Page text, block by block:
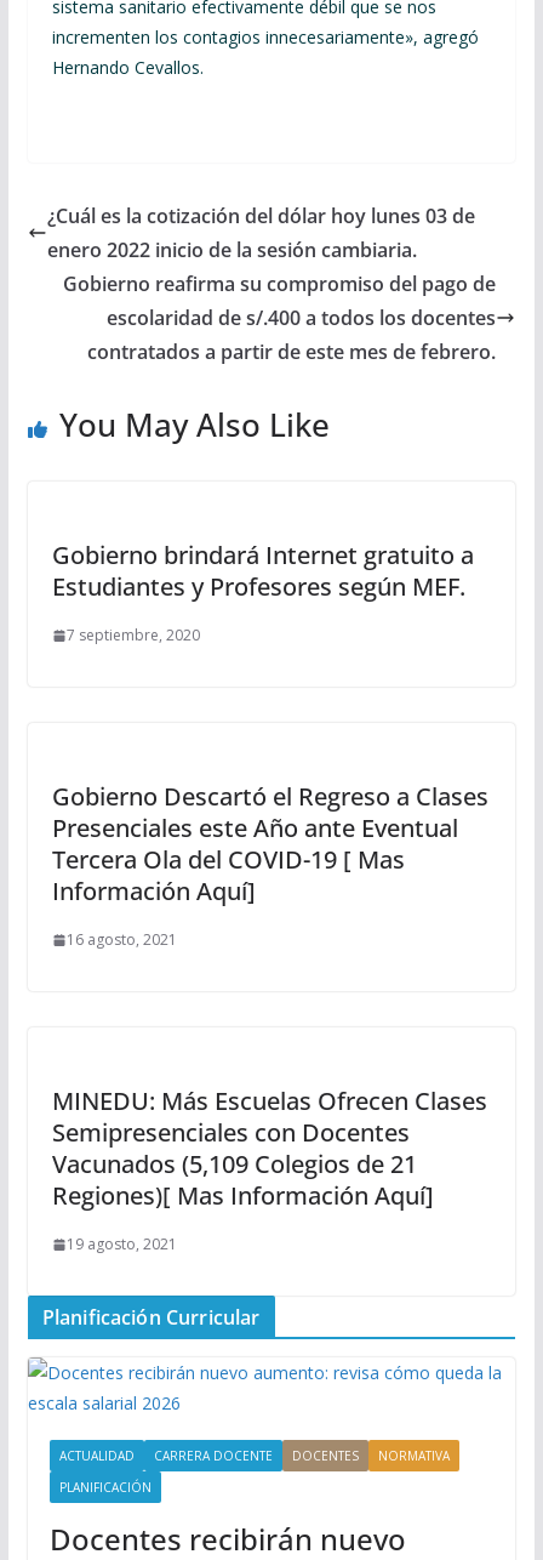
sistema sanitario efectivamente débil que se nos
incrementen los contagios innecesariamente», agregó
Hernando Cevallos.
¿Cuál es la cotización del dólar hoy lunes 03 de
enero 2022 inicio de la sesión cambiaria.
Gobierno reafirma su compromiso del pago de
escolaridad de s/.400 a todos los docentes
contratados a partir de este mes de febrero.
You May Also Like
Gobierno brindará Internet gratuito a
Estudiantes y Profesores según MEF.
7 septiembre, 2020
Gobierno Descartó el Regreso a Clases
Presenciales este Año ante Eventual
Tercera Ola del COVID-19 [ Mas
Información Aquí]
16 agosto, 2021
MINEDU: Más Escuelas Ofrecen Clases
Semipresenciales con Docentes
Vacunados (5,109 Colegios de 21
Regiones)[ Mas Información Aquí]
19 agosto, 2021
Planificación Curricular
ACTUALIDAD CARRERA DOCENTE DOCENTES
NORMATIVA
PLANIFICACIÓN
Docentes recibirán nuevo